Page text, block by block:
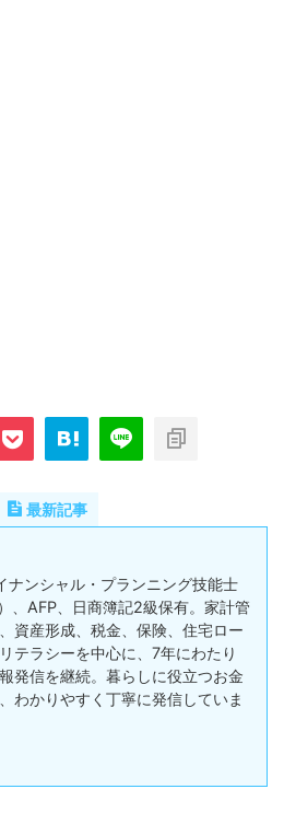
最新記事
ナンシャル・プランニング技能士
、AFP、日商簿記2級保有。家計管
資産形成、税金、保険、住宅ロー
テラシーを中心に、7年にわたり
発信を継続。暮らしに役立つお金
わかりやすく丁寧に発信していま